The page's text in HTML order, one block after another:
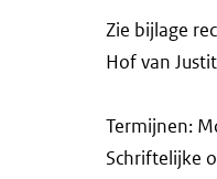
Zie bijlage
Hof van
Termijnen: